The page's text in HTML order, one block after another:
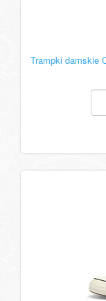
Trampki damskie